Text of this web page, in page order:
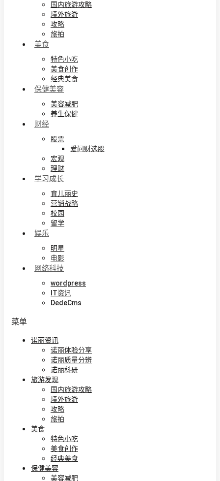
国内旅游攻略
境外旅游
攻略
旅拍
美食
特色小吃
美食创作
经典美食
保健美容
美容减肥
养生保健
财经
股票
爱问财选股
宏观
理财
学习成长
育儿丽史
营销战略
校园
留学
娱乐
明星
电影
网络科技
wordpress
IT资讯
DedeCms
菜单
诺丽资讯
诺丽体验分享
诺丽质量分辨
诺丽科研
旅游发现
国内旅游攻略
境外旅游
攻略
旅拍
美食
特色小吃
美食创作
经典美食
保健美容
美容减肥